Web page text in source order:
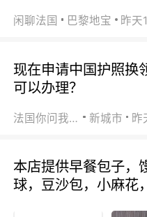
闲聊法国 巴黎地宝 昨天
现在申请中国护照换
可以办理？
法国你问我答 新城市 昨
本店提供早餐包子，
球，豆沙包，小麻花